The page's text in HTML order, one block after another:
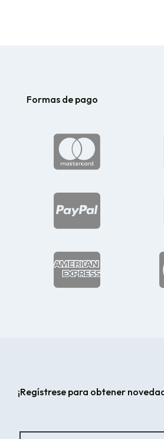
Formas de pago



¡Regístrese para obtener